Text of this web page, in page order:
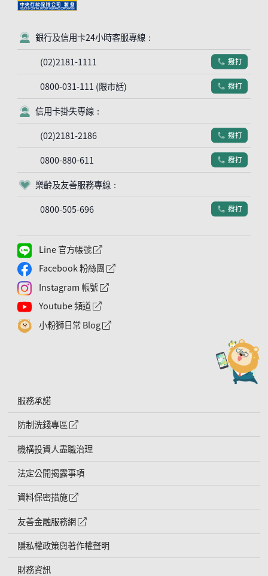
客服符號
銀行及信用卡24小時客服專線：
(02)2181-1111
電話符號
撥打
0800-031-111 (限市話) 電話符號
撥打
客服符號
信用卡掛失專線：
(02)2181-2186
電話符號
撥打
0800-880-611 電話符號
撥打
客服符號
樂齡及友善服務專線：
0800-505-696
電話符號
撥打
Line 官方帳號 外網連結符號
Facebook 粉絲團 外網連結符號
Instagram 帳號 外網連結符號
Youtube 頻道 外網連結符號
小粉獅日常 Blog 外網連結符號
服務承諾
防制洗錢專區
外網連結符號
機構投資人盡職治理
法定公開揭露事項
資料保密措施
外網連結符號
友善金融服務網 外網連結符號
隱私權政策與著作權聲明
財務資訊